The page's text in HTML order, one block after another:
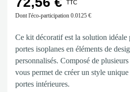
TTC
Dont l'éco-participation 0.0125 €
Ce kit décoratif est la solution idéale
portes isoplanes en éléments de
personnalisés. Composé de
vous permet de créer un style
portes intérieures.